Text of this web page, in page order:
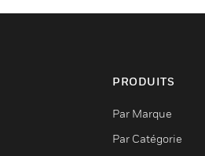
PRODUITS
Par Marque
Par Catégorie